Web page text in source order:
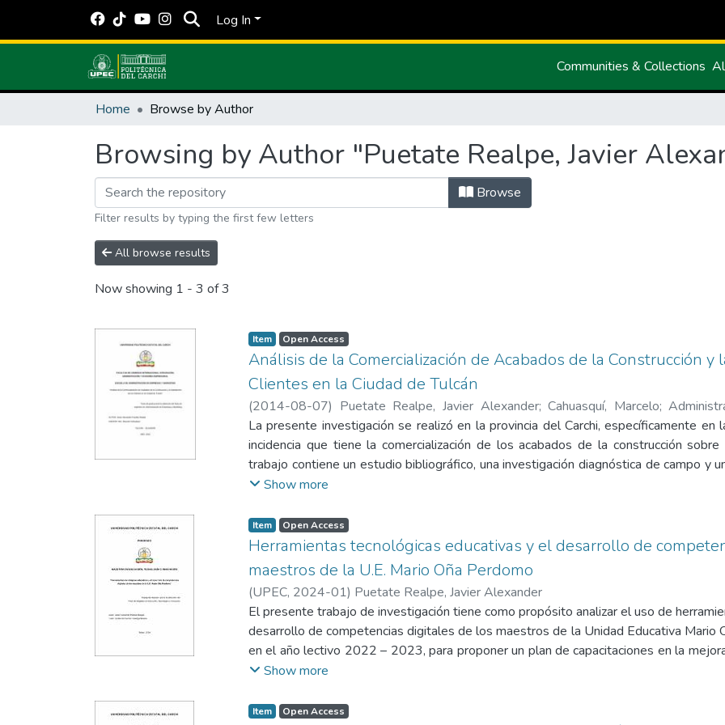
Log In
Communities & Collections
Home Browse by Author
Browsing by Author "Puetate Realpe, Javier
Browse
Filter results by typing the first few letters
All browse results
Now showing 1 - 3 of 3
Item Open Access
Análisis de la Comercialización de Acabados de la Construcción y
Clientes en la Ciudad de Tulcán
(2014-08-07) Puetate Realpe, Javier Alexander;Cahuasquí, Marcelo;
Universidad Politécnica Estatal del Carchi
La presente investigación se realizó en la provincia del Carchi, específicamente en
incidencia que tiene la comercialización de los acabados de la construcción
trabajo contiene un estudio bibliográfico, una investigación diagnóstica de campo y
parte de una propuesta para dar solución a la problemática actual del sector de los
campo la mayoría de los consumidores no se sienten satisfechos en lo que
distribución y atención personalizada. Esto se debe a que las
estrategias de comercialización y de marketing, no haciendo énfasis en el
clientes. El estudio financiero permitió medir la viabilidad económica del
través de los indicadores financieros, por consiguiente se obtuvo un VAN positivo
23% siendo esta tasa mayor al valor de la tasa de descuento de 10,84%, una
periodo de recuperación de la inversión de 3 años, 1 meses y 3 días. En
viable y aportará al desarrollo socioeconómico y empresarial de la ciudad de Tulcán.
Show more
Item Open Access
Herramientas tecnológicas educativas y el desarrollo de
maestros de la U.E. Mario Oña Perdomo
(UPEC, 2024-01) Puetate Realpe, Javier Alexander
El presente trabajo de investigación tiene como propósito analizar el uso de
desarrollo de competencias digitales de los maestros de la Unidad Educativa Mario
en el año lectivo 2022 – 2023, para proponer un plan de capacitaciones en la
los docentes. El enfoque es mixto, de tipo descriptivo, documental y de campo,
directora distrital del Ministerio de Educación. Los resultados comprobaron que
Show more
Item Open Access